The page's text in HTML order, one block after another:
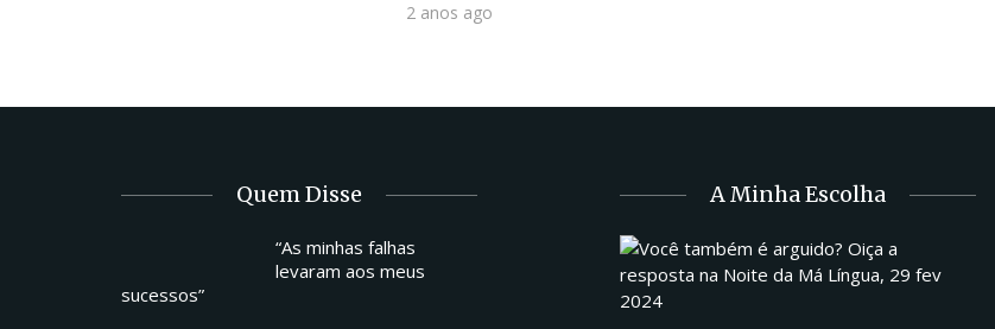
2 anos ago
Quem Disse
“As minhas falhas
levaram aos meus
sucessos”
A Minha Escolha